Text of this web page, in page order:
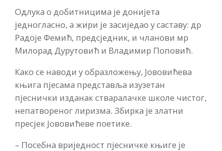
Одлука о добитницима је донијета
једногласно, а жири је засиједао у саставу: др
Радоје Фемић, предсједник, и чланови мр
Милорад Дурутовић и Владимир Поповић.
Како се наводи у образложењу, Јововићева
књига пјесама представља изузетан
пјеснички изданак стваралачке школе чистог,
непатвореног лиризма. Збирка је златни
пресјек Јововићеве поетике.
– Посебна вриједност пјесничке књиге је